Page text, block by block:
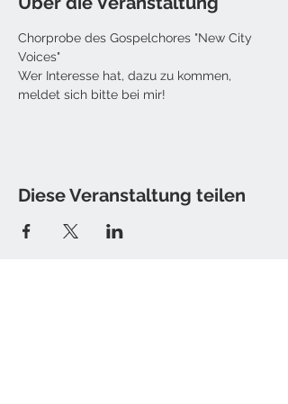
Chorprobe des Gospelchores "New City
Voices"
Wer Interesse hat, dazu zu kommen,
meldet sich bitte bei mir!
Diese Veranstaltung teilen